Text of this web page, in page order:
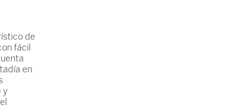
de
fácil
en
y